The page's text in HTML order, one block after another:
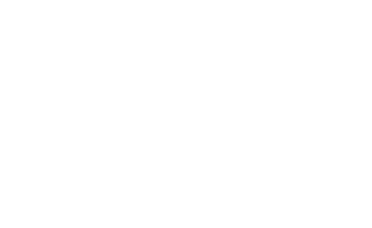
enfarte apresentavam níveis elevados de Lp(a), revela estudo
no cancro da mama triplo negativo metastático em doentes não elegíveis para inibidores PD-(L)1